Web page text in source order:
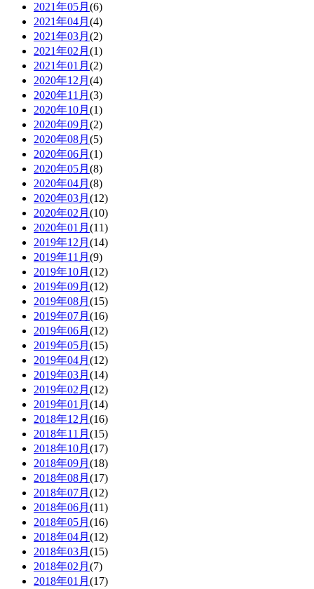
2021年05月 (6)
2021年04月 (4)
2021年03月 (2)
2021年02月 (1)
2021年01月 (2)
2020年12月 (4)
2020年11月 (3)
2020年10月 (1)
2020年09月 (2)
2020年08月 (5)
2020年06月 (1)
2020年05月 (8)
2020年04月 (8)
2020年03月 (12)
2020年02月 (10)
2020年01月 (11)
2019年12月 (14)
2019年11月 (9)
2019年10月 (12)
2019年09月 (12)
2019年08月 (15)
2019年07月 (16)
2019年06月 (12)
2019年05月 (15)
2019年04月 (12)
2019年03月 (14)
2019年02月 (12)
2019年01月 (14)
2018年12月 (16)
2018年11月 (15)
2018年10月 (17)
2018年09月 (18)
2018年08月 (17)
2018年07月 (12)
2018年06月 (11)
2018年05月 (16)
2018年04月 (12)
2018年03月 (15)
2018年02月 (7)
2018年01月 (17)